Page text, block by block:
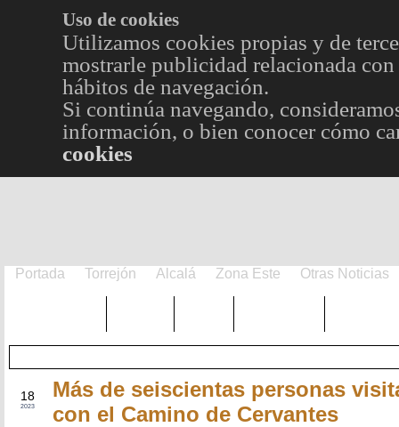
Uso de cookies
Utilizamos cookies propias y de
mostrarle publicidad relacionada
hábitos de navegación.
Si continúa navegando,
información, o bien conocer cómo
cookies
Portada Torrejón Alcalá Zona Este Otras Noticias
18
2023
Más de seiscientas personas
con el Camino de Cervantes